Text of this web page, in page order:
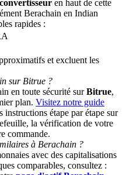
pool
USDT
en haut de cette
Berachain en Indian
rapides :
et excluent les
sur Bitrue ?
en toute sécurité surBitrue,
plan. Visitez notre guide
instructions étape par étape sur
la vérification de votre
commande.
à Berachain ?
avec des capitalisations
comparables, consultez :